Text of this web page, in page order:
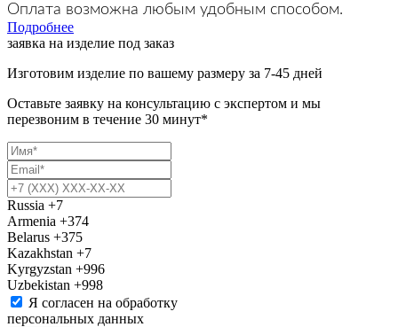
Оплата возможна любым удобным способом.
Подробнее
заявка на изделие под заказ
Изготовим изделие по вашему размеру за 7-45 дней
Оставьте заявку на консультацию с экспертом и мы
перезвоним в течение 30 минут*
Russia +7
Armenia +374
Belarus +375
Kazakhstan +7
Kyrgyzstan +996
Uzbekistan +998
Я согласен на обработку
персональных данных